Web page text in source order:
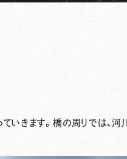
いきます。橋の周りでは、河川